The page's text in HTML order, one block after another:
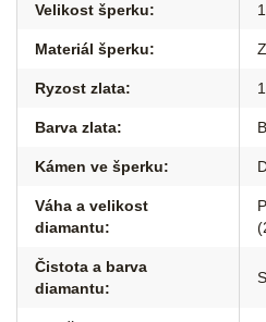
Velikost šperku:
Materiál šperku:
Ryzost zlata:
Barva zlata:
Kámen ve šperku:
Váha a velikost
diamantu:
Čistota a barva
diamantu: